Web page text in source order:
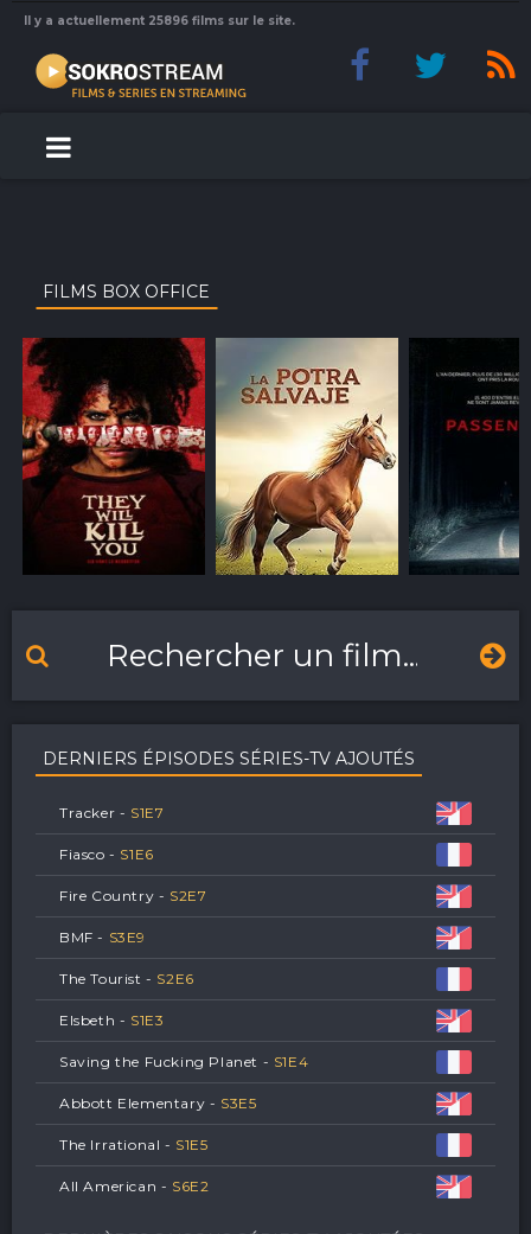
Il y a actuellement 25896 films sur le site.
FILMS BOX OFFICE
DERNIERS ÉPISODES SÉRIES-TV AJOUTÉS
Tracker - S1E7
Fiasco - S1 E6
Fire Country - S2E7
BMF - S3 E9
The Tourist - S2E6
Elsbeth - S1E3
Saving the Fucking Planet - S1 E4
Abbott Elementary - S3E5
The Irrational - S1E5
All American - S6E2